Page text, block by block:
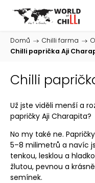
Domů / Chilli farma /
Chilli paprička Aji
Chilli
Už jste viděli menší a
papričky Aji Charapita?
No my také ne.
5–8 milimetrů a navíc
tenkou, lesklou a
žlutou, pevnou a
semínek.